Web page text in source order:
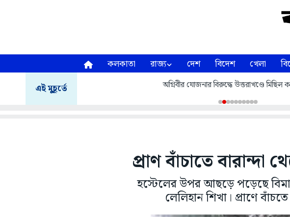
কলকাতা রাজ্য দেশ বিদেশ খেলা
এই মুহূর্তে অগ্নিবীর যোজনার বিরুদ্ধে উত্তরাখণ্ডে মিছিল
প্রাণ বাঁচাতে
হস্টেলের উপর আছড়ে পড়েছে
লেলিহান শিখা। প্রাণে